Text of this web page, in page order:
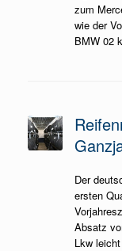
zum
wie der
BMW 02
Der
ersten
Absatz
Lkw